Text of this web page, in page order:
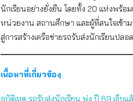
นักเรียนอย่างยั่งยืน โดยทั้ง 20 แห่งพร้อ
หน่วยงาน สถานศึกษา และผู้ที่สนใจเข้า
สู่การสร้างเครือข่ายรถรับส่งนักเรียนปล
เนื้อหาที่เกี่ยวข้องฺ
อุบัติเหตุ รถรับส่งนักเรียน พุ่ง ปี 69 เจ็บแ